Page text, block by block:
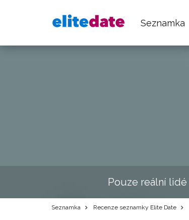
Seznamka
Pouze reální lidé
Seznamka Recenze seznamky Elite Date